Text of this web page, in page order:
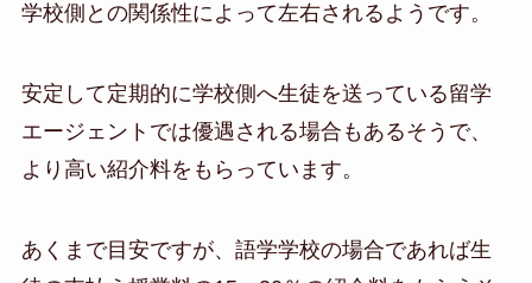
学校側との関係性によって左右されるようです。
安定して定期的に学校側へ生徒を送っている留学
エージェントでは優遇される場合もあるそうで、
より高い紹介料をもらっています。
あくまで目安ですが、語学学校の場合であれば生